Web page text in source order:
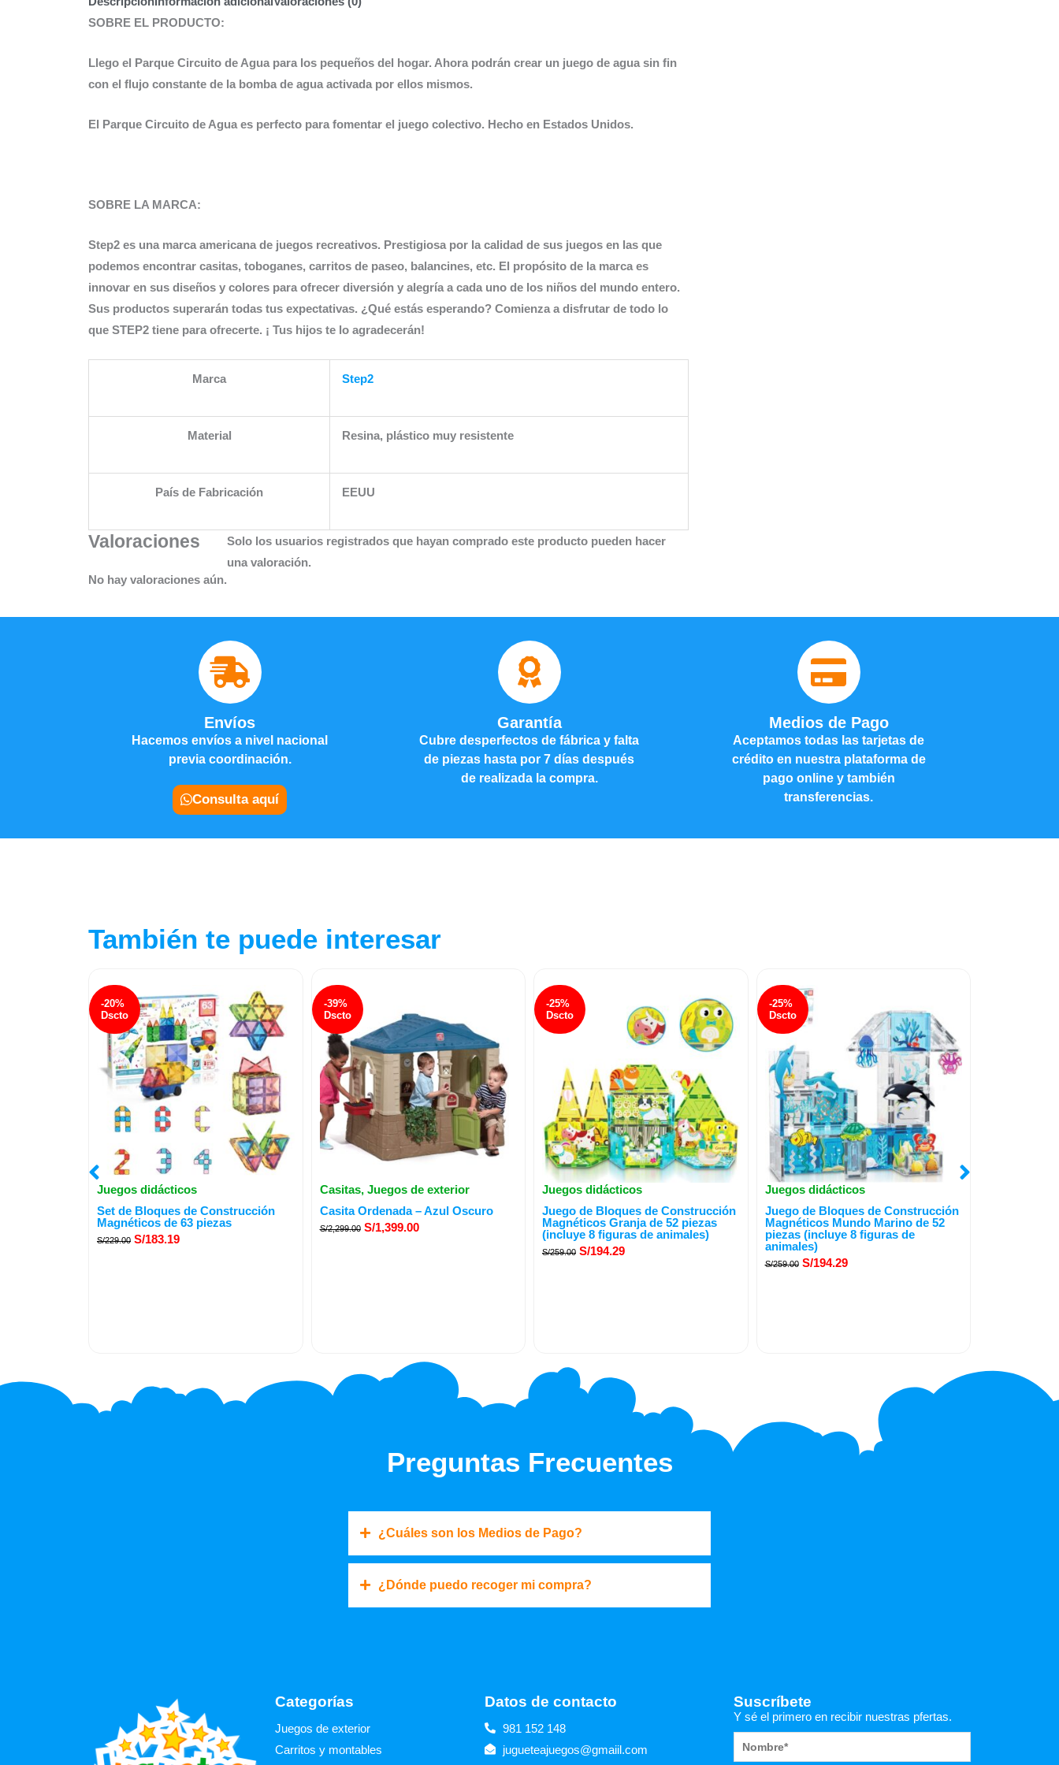
SOBRE EL PRODUCTO:
Llego el Parque Circuito de Agua para los pequeños del hogar. Ahora podrán crear un juego de agua sin fin
con el flujo constante de la bomba de agua activada por ellos mismos.
El Parque Circuito de Agua es perfecto para fomentar el juego colectivo. Hecho en Estados Unidos.
SOBRE LA MARCA:
Step2 es una marca americana de juegos recreativos. Prestigiosa por la calidad de sus juegos en las que
podemos encontrar casitas, toboganes, carritos de paseo, balancines, etc. El propósito de la marca es
innovar en sus diseños y colores para ofrecer diversión y alegría a cada uno de los niños del mundo entero.
Sus productos superarán todas tus expectativas. ¿Qué estás esperando? Comienza a disfrutar de todo lo
que STEP2 tiene para ofrecerte. ¡ Tus hijos te lo agradecerán!
Marca Step2
Material Resina, plástico muy resistente
País de Fabricación EEUU
Valoraciones
No hay valoraciones aún.
Solo los usuarios registrados que hayan comprado este producto pueden hacer
una valoración.
Envíos
Hacemos envíos a nivel nacional
previa coordinación.
Consulta aquí
Garantía
Cubre desperfectos de fábrica y falta
de piezas hasta por 7 días después
de realizada la compra.
Medios de Pago
Aceptamos todas las tarjetas de
crédito en nuestra plataforma de
pago online y también
transferencias.
También te puede interesar
-20%
Dscto
Juegos didácticos
Set de Bloques de Construcción
Magnéticos de 63 piezas
S/229.00
El
precio
original
S/183.19
El
precio
actual
-39%
Dscto
Casitas, Juegos de exterior
Casita Ordenada – Azul Oscuro
S/2,299.00
El
precio
original
S/1,399.00
El
precio
actual
-25%
Dscto
Juegos didácticos
Juego de Bloques de Construcción
Magnéticos Granja de 52 piezas
(incluye 8 figuras de animales)
S/259.00
El
precio
original
era:
S/194.29
El
precio
actual
es:
-25%
Dscto
Juegos didácticos
Juego de Bloques de Construcción
Magnéticos Mundo Marino de 52
piezas (incluye 8 figuras de
animales)
S/259.00
El
precio
original
era:
S/194.29
El
precio
actual
es:
Preguntas Frecuentes
¿Cuáles son los Medios de Pago?
¿Dónde puedo recoger mi compra?
Categorías
Juegos de exterior
Carritos y montables
Datos de contacto
981 152 148
jugueteajuegos@gmaiil.com
Suscríbete
Y sé el primero en recibir nuestras pfertas.